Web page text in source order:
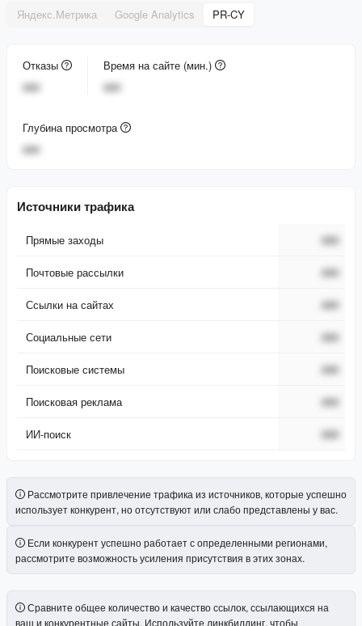
Яндекс.Метрика Google Analytics PR-CY
Отказы
###
Время на сайте (мин.)
###
Глубина просмотра
###
Источники трафика
Прямые заходы ###
Почтовые рассылки ###
Ссылки на сайтах ###
Социальные сети ###
Поисковые системы ###
Поисковая реклама ###
ИИ-поиск ###
Рассмотрите привлечение трафика из источников, которые успешно
использует конкурент, но отсутствуют или слабо представлены у вас.
Если конкурент успешно работает с определенными регионами,
рассмотрите возможность усиления присутствия в этих зонах.
Сравните общее количество и качество ссылок, ссылающихся на
ваш и конкурентные сайты. Используйте линкбилдинг, чтобы